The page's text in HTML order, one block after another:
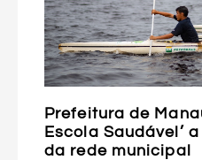
Prefeitura de
Escola Saudável’
da rede municipal